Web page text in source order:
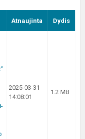
Atnaujinta Dydis
2025-03-31
14:08:01
1.2 MB